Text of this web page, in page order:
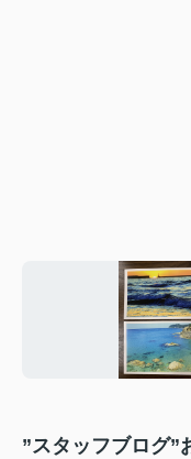
”スタッフブログ”